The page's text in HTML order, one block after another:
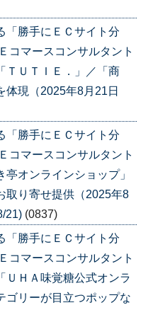
「勝手にＥＣサイト分
マースコンサルタント
ＵＴＩＥ．」／「商
体現（2025年8月21日
「勝手にＥＣサイト分
マースコンサルタント
オンラインショップ」
取り寄せ提供（2025年8
21) (0837)
「勝手にＥＣサイト分
マースコンサルタント
ＨＡ味覚糖公式オンラ
ゴリーが目立つポップな